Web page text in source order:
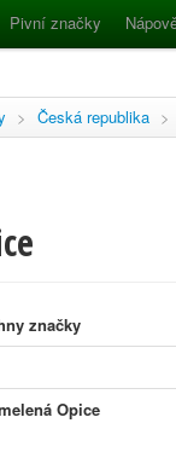
Pivní značky
> Česká republika >
značky
Opice